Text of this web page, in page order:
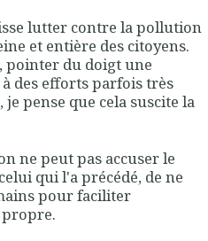
lutter contre la pollution
et entière des citoyens.
pointer du doigt une
des efforts parfois très
pense que cela suscite la
ne peut pas accuser le
qui l'a précédé, de ne
pour faciliter